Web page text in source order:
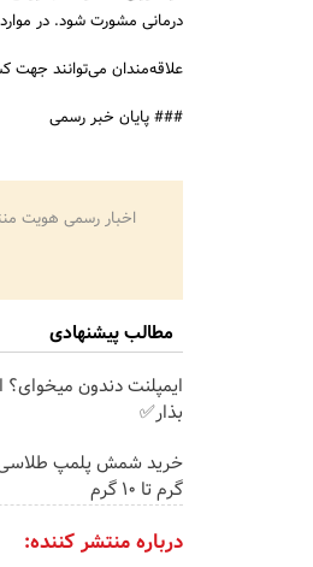
درمانی مشورت شود. در
علاقه‌مندان می‌توانند
### پایان خبر رسمی
اخبار رسمی هویت
مطالب پیشنهادی
ایمپلنت دندون
بذار✅
گرم تا ۱۰ گرم
درباره منتشر کننده: